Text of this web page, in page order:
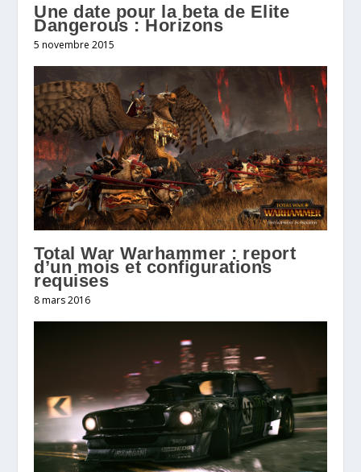
Une date pour la beta de Elite
Dangerous : Horizons
5 novembre 2015
Total War Warhammer : report
d’un mois et configurations
requises
8 mars 2016